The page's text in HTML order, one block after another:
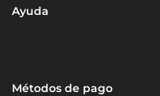
Ayuda
Métodos de pago